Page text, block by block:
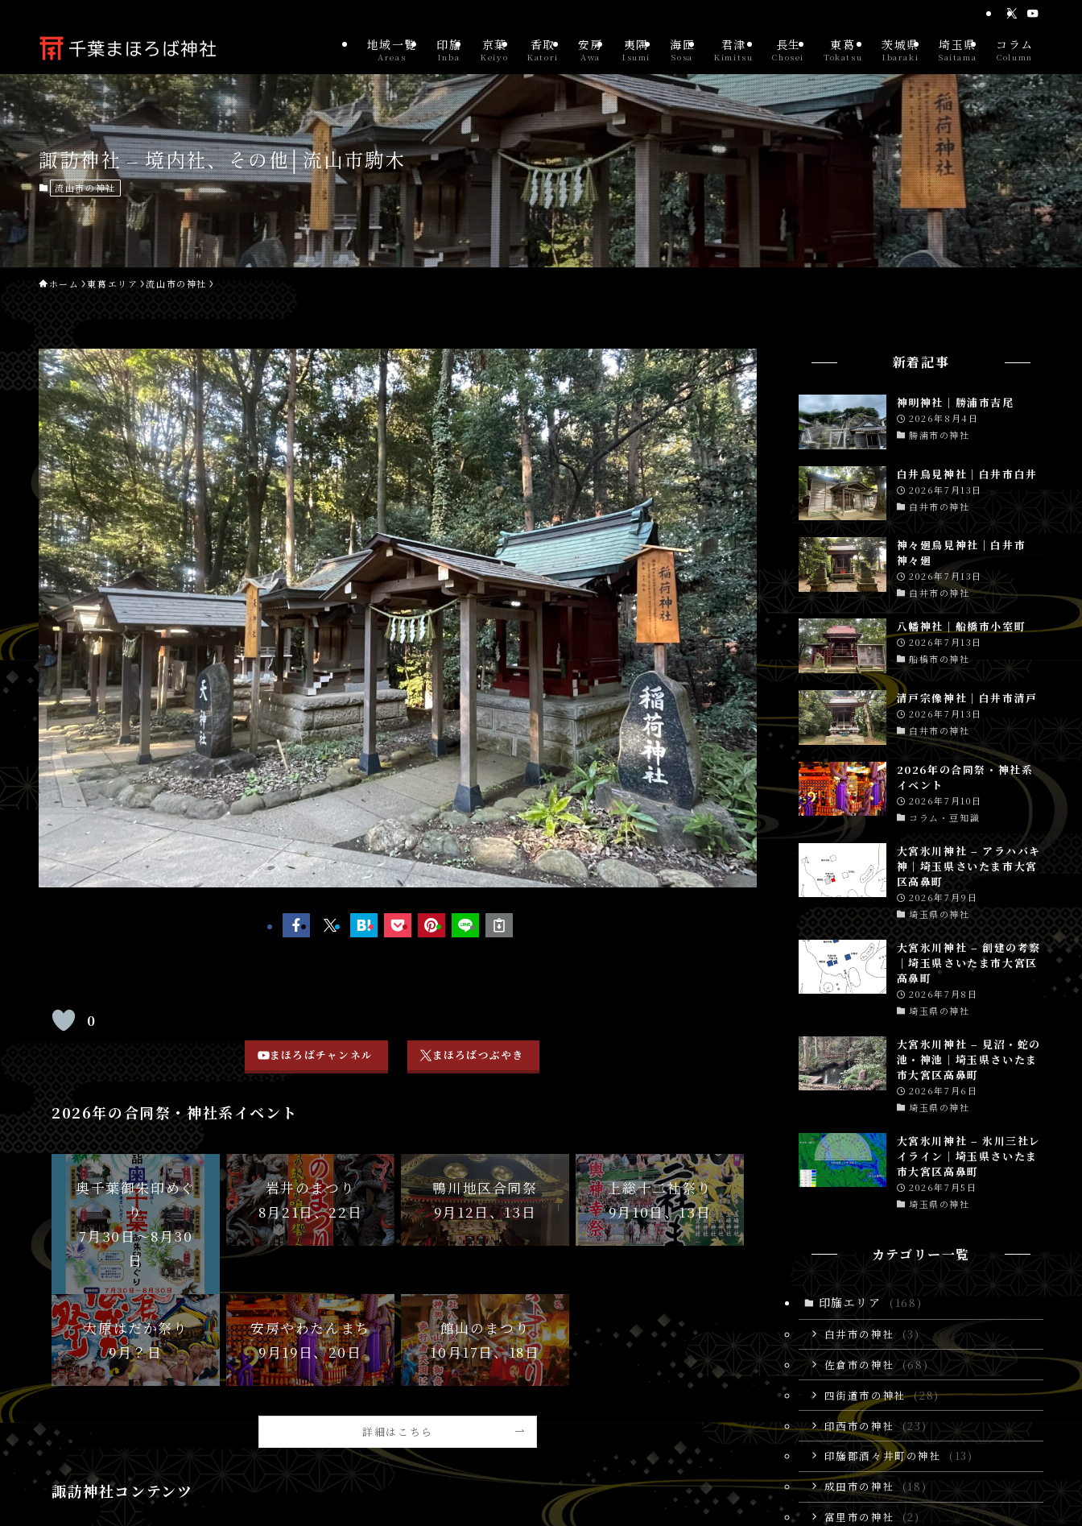
地域一覧
Areas
印旛
Inba
京葉
Keiyo
香取
Katori
安房
Awa
夷隅
Isumi
海匝
Sosa
君津
Kimitsu
長生
Chosei
東葛
Tokatsu
茨城県
Ibaraki
埼玉県
Saitama
コラム
Column
諏訪神社 – 境内社、その他│流山市駒木
流山市の神社
ホーム 東葛エリア 流山市の神社
0
まほろばチャンネル まほろばつぶやき
2026年の合同祭・神社系イベント
奥千葉御朱印めぐ
り
7月30日〜8月30
日
岩井のまつり
8月21日、22日
鴨川地区合同祭
9月12日、13日
上総十二社祭り
9月10日、13日
大原はだか祭り
9月？日
安房やわたんまち
9月19日、20日
館山のまつり
10月17日、18日
詳細はこちら
諏訪神社コンテンツ
新着記事
神明神社│勝浦市吉尾
2026年8月4日
勝浦市の神社
白井鳥見神社│白井市白井
2026年7月13日
白井市の神社
神々廻鳥見神社│白井市
神々廻
2026年7月13日
白井市の神社
八幡神社│船橋市小室町
2026年7月13日
船橋市の神社
清戸宗像神社│白井市清戸
2026年7月13日
白井市の神社
2026年の合同祭・神社系
イベント
2026年7月10日
コラム・豆知識
大宮氷川神社 – アラハバキ
神│埼玉県さいたま市大宮
区高鼻町
2026年7月9日
埼玉県の神社
大宮氷川神社 – 創建の考察
│埼玉県さいたま市大宮区
高鼻町
2026年7月8日
埼玉県の神社
大宮氷川神社 – 見沼・蛇の
池・神池│埼玉県さいたま
市大宮区高鼻町
2026年7月6日
埼玉県の神社
大宮氷川神社 – 氷川三社レ
イライン│埼玉県さいたま
市大宮区高鼻町
2026年7月5日
埼玉県の神社
カテゴリー一覧
印旛エリア (168)
白井市の神社
(3)
佐倉市の神社 (68)
四街道市の神社 (28)
印西市の神社 (23)
印旛郡酒々井町の神社
(13)
成田市の神社
(18)
富里市の神社
(2)